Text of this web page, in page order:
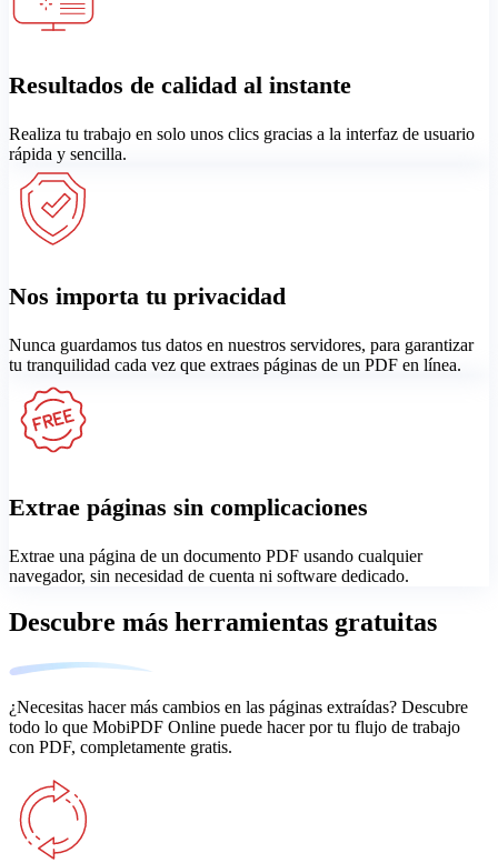
Resultados de calidad al instante
Realiza tu trabajo en solo unos clics gracias a la interfaz de usuario
rápida y sencilla.
Nos importa tu privacidad
Nunca guardamos tus datos en nuestros servidores, para garantizar
tu tranquilidad cada vez que extraes páginas de un PDF en línea.
Extrae páginas sin complicaciones
Extrae una página de un documento PDF usando cualquier
navegador, sin necesidad de cuenta ni software dedicado.
Descubre más herramientas gratuitas
¿Necesitas hacer más cambios en las páginas extraídas? Descubre
todo lo que MobiPDF Online puede hacer por tu flujo de trabajo
con PDF, completamente gratis.